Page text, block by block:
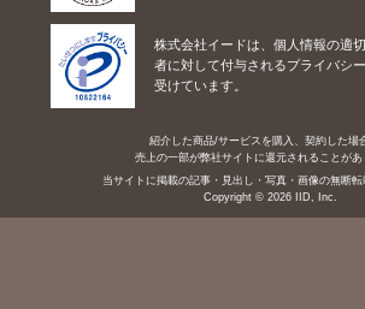
株式会社イードは、個人情報の適
者に対して付与されるプライバシ
受けています。
紹介した商品/サービスを購入、契約した場
売上の一部が弊社サイトに還元されることがあ
当サイトに掲載の記事・見出し・写真・画像の無断転
Copyright © 2026 IID, Inc.